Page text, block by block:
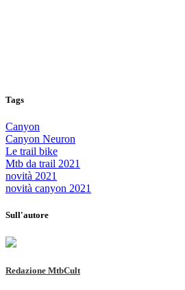
Tags
Canyon
Canyon Neuron
Le trail bike
Mtb da trail 2021
novità 2021
novità canyon 2021
Sull'autore
Redazione MtbCult